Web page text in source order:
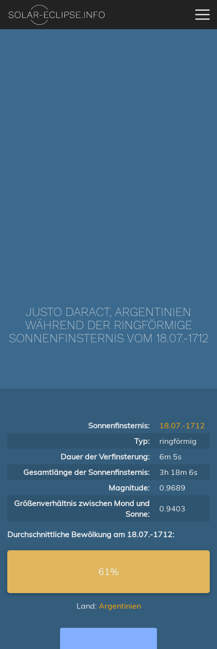
JUSTO DARACT, ARGENTINIEN
WÄHREND DER RINGFÖRMIGE
SONNENFINSTERNIS VOM 18.07.-1712
Sonnenfinsternis:
18.07.-1712
Typ:
ringförmig
Dauer der Verfinsterung:
6m 5s
Gesamtlänge der Sonnenfinsternis:
3h 18m 6s
Magnitude:
0.9689
Größenverhältnis zwischen Mond und
Sonne:
0.9403
Durchschnittliche Bewölkung am 18.07.-1712:
61%
Land: Argentinien